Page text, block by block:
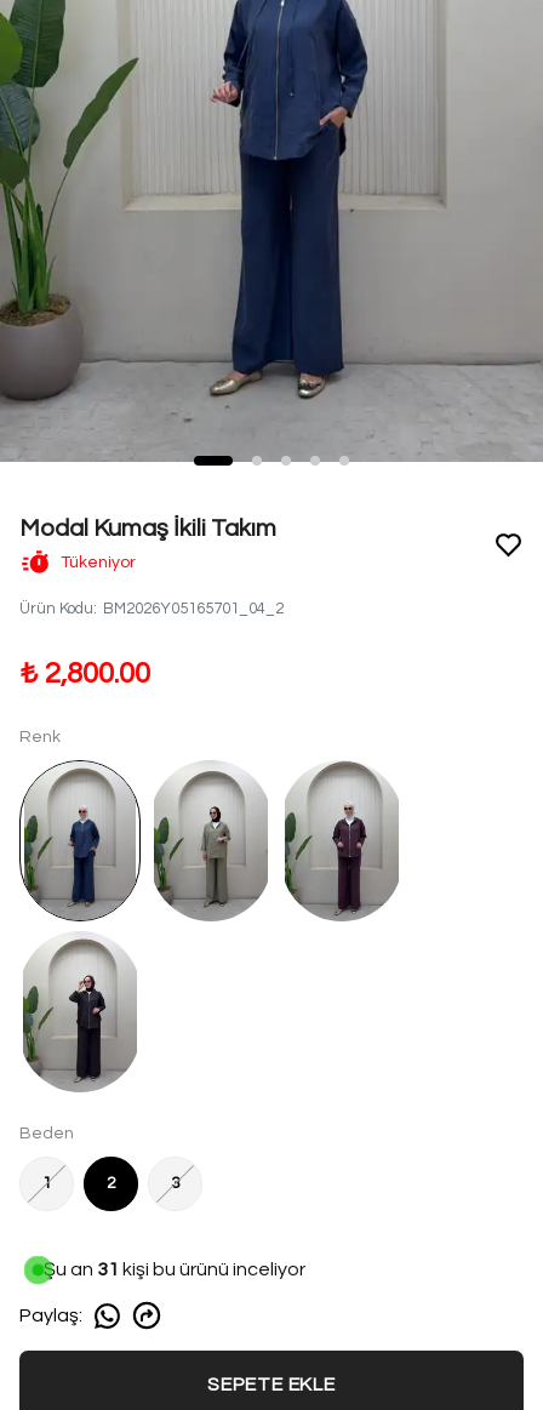
Modal Kumaş İkili Takım
Tükeniyor
Ürün Kodu: BM2026Y05165701_04_2
₺ 2,800.00
Renk
Beden
1 2 3
Şu an 31 kişi bu ürünü inceliyor
Paylaş:
SEPETE EKLE